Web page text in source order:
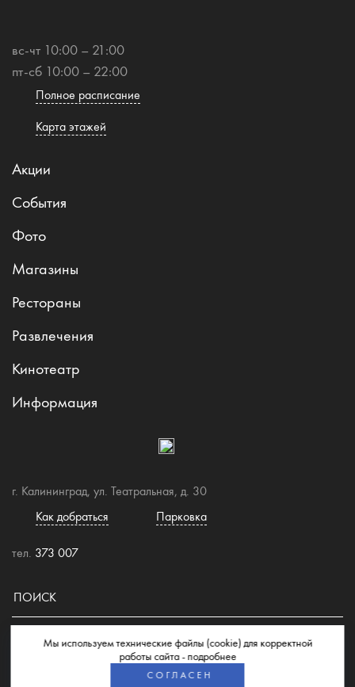
вс-чт 10:00 – 21:00
пт-сб 10:00 – 22:00
Полное расписание
Карта этажей
Акции
События
Фото
Магазины
Рестораны
Развлечения
Кинотеатр
Информация
г. Калининград, ул. Театральная, д. 30
Как добраться
Парковка
тел. 373 007
© 2026 Торгово-развлекательный центр "Европа"
Мы используем технические файлы (cookie) для корректной
работы сайта -подробнее
СОГЛАСЕН